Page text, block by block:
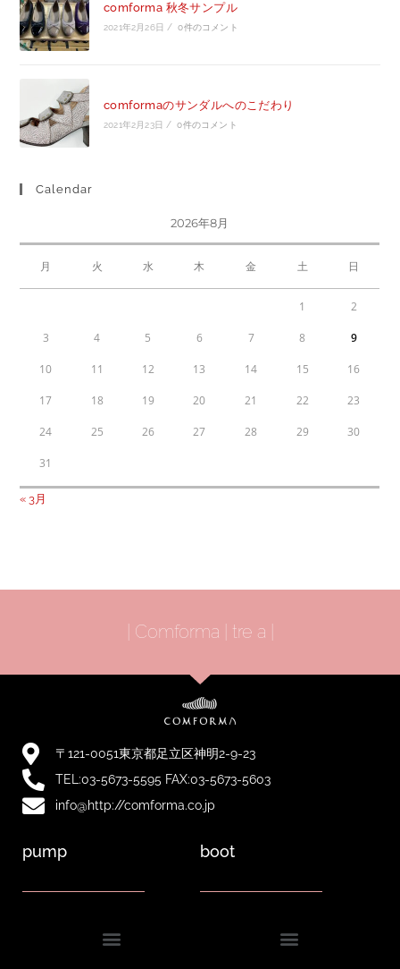
comforma 秋冬サンプル
2021年2月26日 / 0件のコメント
comformaのサンダルへのこだわり
2021年2月23日 / 0件のコメント
Calendar
2026年8月
月 火 水 木 金 土 日
1 2
3 4 5 6 7 8 9
10 11 12 13 14 15 16
17 18 19 20 21 22 23
24 25 26 27 28 29 30
31
« 3月
| Comforma | tre a |
〒121-0051東京都足立区神明2-9-23
TEL:03-5673-5595 FAX:03-5673-5603
info@http://comforma.co.jp
pump boot